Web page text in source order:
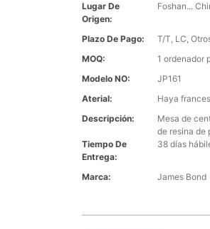
Lugar De
Origen:
Foshan...
Plazo De Pago:
T/T, LC,
MOQ:
1 ordenador
Modelo NO:
JP161
Aterial:
Haya
Descripción:
Mesa de
de resina de
Tiempo De
Entrega:
38 días
Marca: James Bond